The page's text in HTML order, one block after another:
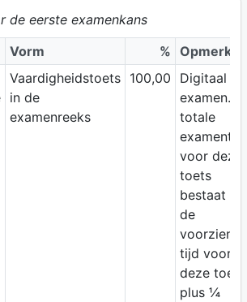
de eerste examenkans
Vorm %
Vaardigheidstoets
in de
examenreeks
100,00
Digitaal
examen.
totale
examentijd
voor deze
toets
bestaat uit
de
voorziene
tijd voor
deze toets
plus ¼